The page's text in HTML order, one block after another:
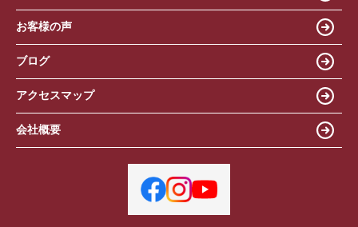
お客様の声
ブログ
アクセスマップ
会社概要